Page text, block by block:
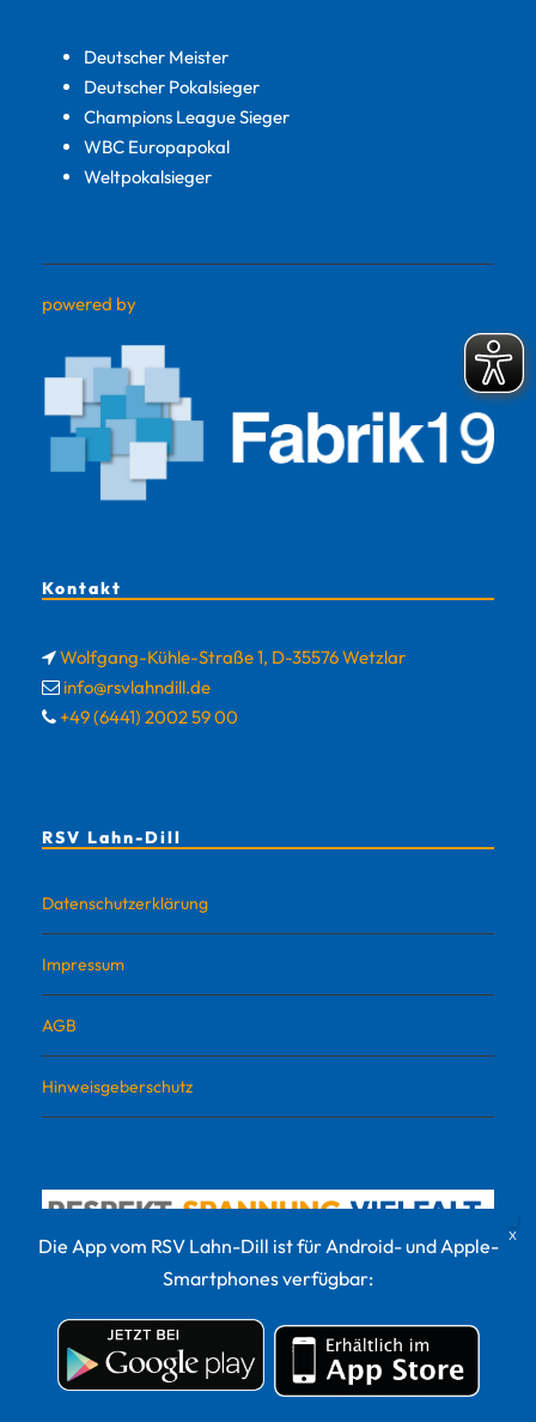
Deutscher Meister
Deutscher Pokalsieger
Champions League Sieger
WBC Europapokal
Weltpokalsieger
powered by
Kontakt
Wolfgang-Kühle-Straße 1, D-35576 Wetzlar
info@rsvlahndill.de
+49 (6441) 2002 59 00
RSV Lahn-Dill
Datenschutzerklärung
Impressum
AGB
Hinweisgeberschutz
© 2022 RSV Lahn-Dill Sportvermarktungs GmbH
Die App vom RSV Lahn-Dill ist für Android- und Apple-
Smartphones verfügbar: